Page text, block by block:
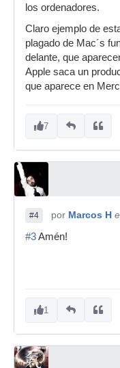
los ordenadores.
Claro ejemplo de
plagado de Mac´s
delante, que
Apple saca un
que aparece en
7
#4 por Marcos H
#3Amén!
1